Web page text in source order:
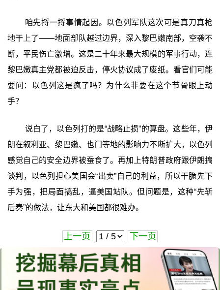
咱先捋一捋事情起因。以色列军队这次可是真刀真枪
地干上了——地面部队越过边界，深入黎巴嫩南部，空袭不
断，平民伤亡激增。这是二十年来最大规模的军事行动，连
黎巴嫩真主党都被迫反击，停火协议成了废纸。看官们可能
要问：以色列这是疯了吗？为什么非要在这个节骨眼上动
手？
说白了，以色列打的是“战略止损”的算盘。这些年，伊
朗在叙利亚、黎巴嫩、也门等地的影响力不断扩大，以色列
感觉自己的安全边界被蚕食了。再加上特朗普政府跟伊朗搞
谈判，以色列担心美国会“出卖”自己的利益，所以干脆先下
手为强，把局面搞乱，逼美国站队。但问题是，这种“先斩
后奏”的做法，让东大和美国都很难办。
上一页 下一页